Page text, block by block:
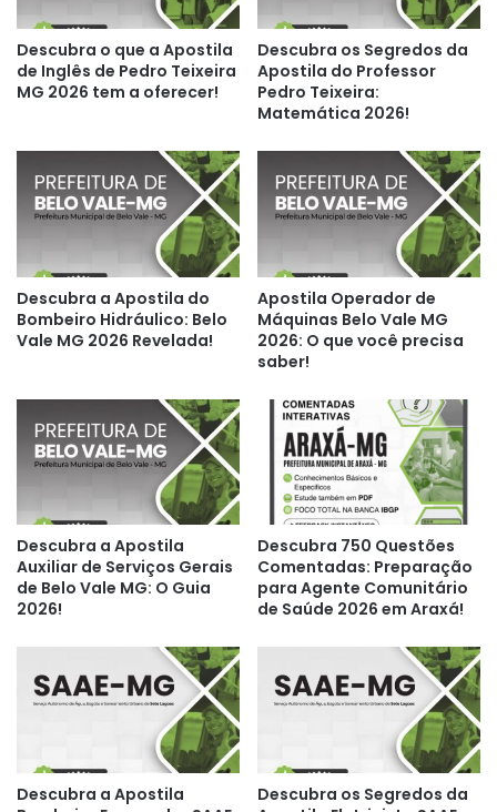
Descubra o que a Apostila
de Inglês de Pedro Teixeira
MG 2026 tem a oferecer!
Descubra os Segredos da
Apostila do Professor
Pedro Teixeira:
Matemática 2026!
Descubra a Apostila do
Bombeiro Hidráulico: Belo
Vale MG 2026 Revelada!
Apostila Operador de
Máquinas Belo Vale MG
2026: O que você precisa
saber!
Descubra a Apostila
Auxiliar de Serviços Gerais
de Belo Vale MG: O Guia
2026!
Descubra 750 Questões
Comentadas: Preparação
para Agente Comunitário
de Saúde 2026 em Araxá!
Descubra a Apostila
Descubra os Segredos da